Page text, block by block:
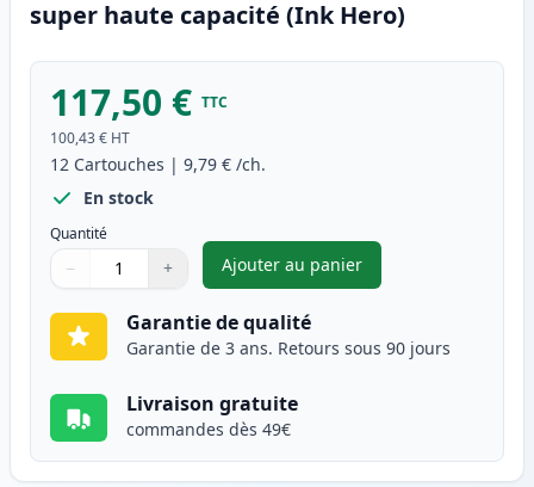
super haute capacité (Ink Hero)
117,50 € TTC
100,43 € HT
12 Cartouches | 9,79 € /ch.
En stock
Quantité
Quantité
Utilisez les boutons pour ajuster
− +
Quantité
Ajouter au panier
,Pack de 12 Canon PGI-
Garantie de qualité
Garantie de 3 ans. Retours sous 90 jours
Livraison gratuite
commandes dès 49€